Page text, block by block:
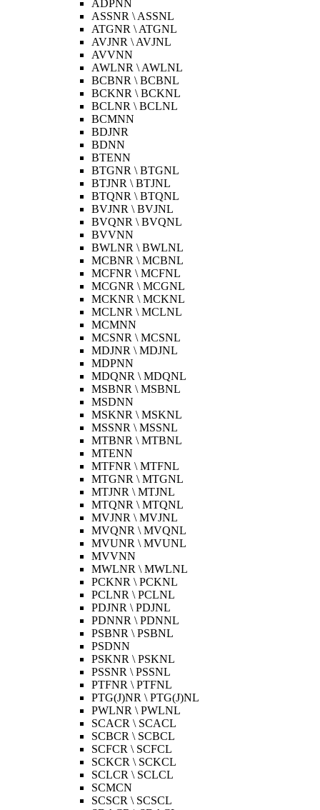
ADPNN
ASSNR \ ASSNL
ATGNR \ ATGNL
AVJNR \ AVJNL
AVVNN
AWLNR \ AWLNL
BCBNR \ BCBNL
BCKNR \ BCKNL
BCLNR \ BCLNL
BCMNN
BDJNR
BDNN
BTENN
BTGNR \ BTGNL
BTJNR \ BTJNL
BTQNR \ BTQNL
BVJNR \ BVJNL
BVQNR \ BVQNL
BVVNN
BWLNR \ BWLNL
MCBNR \ MCBNL
MCFNR \ MCFNL
MCGNR \ MCGNL
MCKNR \ MCKNL
MCLNR \ MCLNL
MCMNN
MCSNR \ MCSNL
MDJNR \ MDJNL
MDPNN
MDQNR \ MDQNL
MSBNR \ MSBNL
MSDNN
MSKNR \ MSKNL
MSSNR \ MSSNL
MTBNR \ MTBNL
MTENN
MTFNR \ MTFNL
MTGNR \ MTGNL
MTJNR \ MTJNL
MTQNR \ MTQNL
MVJNR \ MVJNL
MVQNR \ MVQNL
MVUNR \ MVUNL
MVVNN
MWLNR \ MWLNL
PCKNR \ PCKNL
PCLNR \ PCLNL
PDJNR \ PDJNL
PDNNR \ PDNNL
PSBNR \ PSBNL
PSDNN
PSKNR \ PSKNL
PSSNR \ PSSNL
PTFNR \ PTFNL
PTG(J)NR \ PTG(J)NL
PWLNR \ PWLNL
SCACR \ SCACL
SCBCR \ SCBCL
SCFCR \ SCFCL
SCKCR \ SCKCL
SCLCR \ SCLCL
SCMCN
SCSCR \ SCSCL